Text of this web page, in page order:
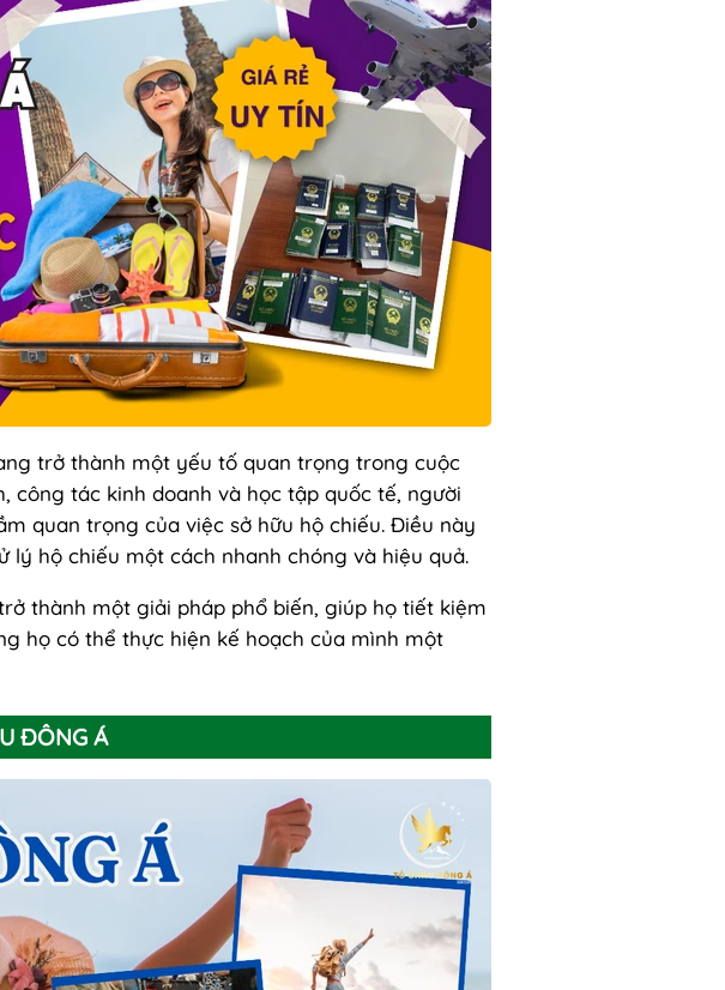
trở thành một yếu tố quan trọng trong cuộc
công tác kinh doanh và học tập quốc tế, người
quan trọng của việc sở hữu hộ chiếu. Điều này
hộ chiếu một cách nhanh chóng và hiệu quả.
thành một giải pháp phổ biến, giúp họ tiết kiệm
họ có thể thực hiện kế hoạch của mình một
ĐÔNG Á